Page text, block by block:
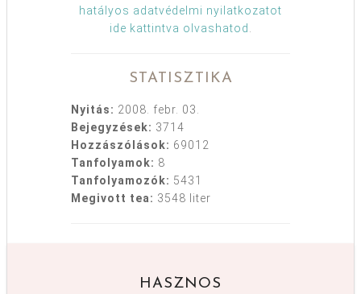
hatályos adatvédelmi nyilatkozatot
ide kattintva olvashatod
STATISZTIKA
Nyitás: 2008. febr. 03.
Bejegyzések: 3714
Hozzászólások: 69012
Tanfolyamok: 8
Tanfolyamozók: 5431
Megivott tea: 3548 liter
HASZNOS